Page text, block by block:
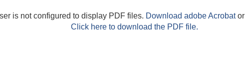
is not configured to display PDF files. Download adobe Acrobator
Click here to download the PDF file.